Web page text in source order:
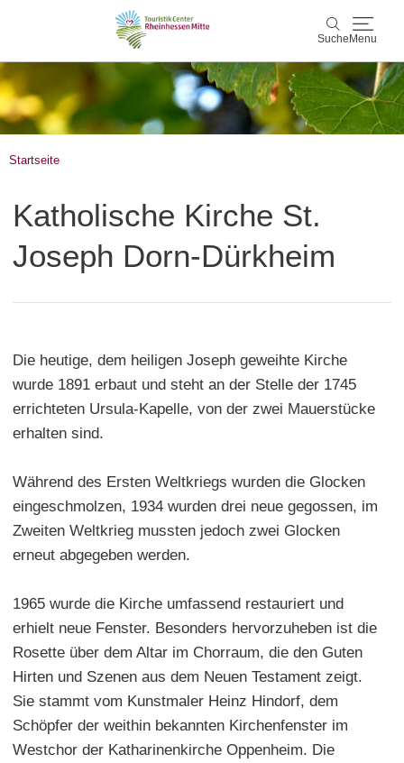
Suche Menu
Suche
Rheinhessen Mitte
Kultur & Events
KarteRheinhessen Blog
Startseite
Katholische Kirche St.
Joseph Dorn-Dürkheim
Die heutige, dem heiligen Joseph geweihte Kirche
wurde 1891 erbaut und steht an der Stelle der 1745
errichteten Ursula-Kapelle, von der zwei Mauerstücke
erhalten sind.
Während des Ersten Weltkriegs wurden die Glocken
eingeschmolzen, 1934 wurden drei neue gegossen, im
Zweiten Weltkrieg mussten jedoch zwei Glocken
erneut abgegeben werden.
1965 wurde die Kirche umfassend restauriert und
erhielt neue Fenster. Besonders hervorzuheben ist die
Rosette über dem Altar im Chorraum, die den Guten
Hirten und Szenen aus dem Neuen Testament zeigt.
Sie stammt vom Kunstmaler Heinz Hindorf, dem
Schöpfer der weithin bekannten Kirchenfenster im
Westchor der Katharinenkirche Oppenheim. Die